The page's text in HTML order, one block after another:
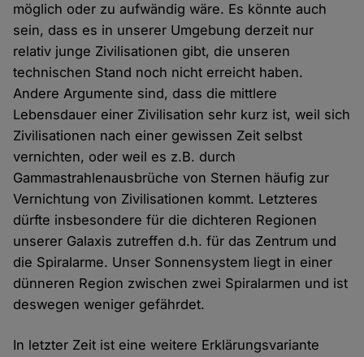
möglich oder zu aufwändig wäre. Es könnte auch
sein, dass es in unserer Umgebung derzeit nur
relativ junge Zivilisationen gibt, die unseren
technischen Stand noch nicht erreicht haben.
Andere Argumente sind, dass die mittlere
Lebensdauer einer Zivilisation sehr kurz ist, weil sich
Zivilisationen nach einer gewissen Zeit selbst
vernichten, oder weil es z.B. durch
Gammastrahlenausbrüche von Sternen häufig zur
Vernichtung von Zivilisationen kommt. Letzteres
dürfte insbesondere für die dichteren Regionen
unserer Galaxis zutreffen d.h. für das Zentrum und
die Spiralarme. Unser Sonnensystem liegt in einer
dünneren Region zwischen zwei Spiralarmen und ist
deswegen weniger gefährdet.
In letzter Zeit ist eine weitere Erklärungsvariante